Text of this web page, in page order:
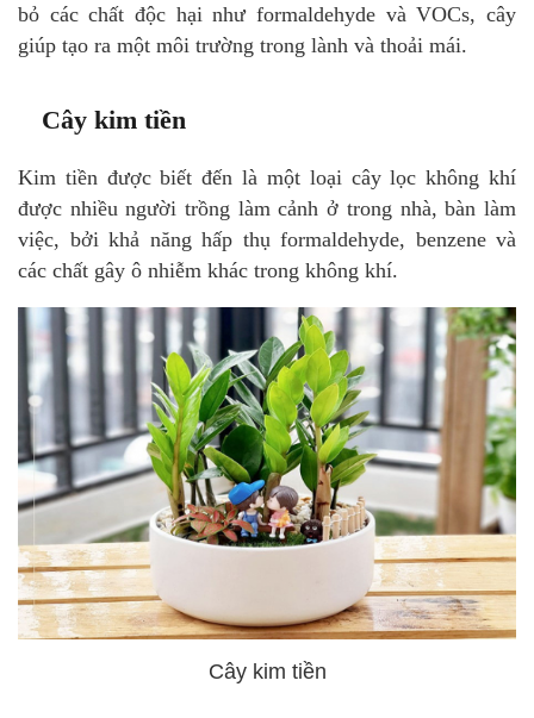
bỏ các chất độc hại như formaldehyde và VOCs, cây
giúp tạo ra một môi trường trong lành và thoải mái.
Cây kim tiền
Kim tiền được biết đến là một loại cây lọc không khí
được nhiều người trồng làm cảnh ở trong nhà, bàn làm
việc, bởi khả năng hấp thụ formaldehyde, benzene và
các chất gây ô nhiễm khác trong không khí.
Cây kim tiền